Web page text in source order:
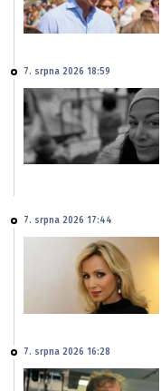
7. srpna 2026 18:59
7. srpna 2026 17:44
7. srpna 2026 16:28